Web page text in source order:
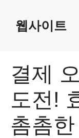
content웹사이트
결제
도전!
촘촘